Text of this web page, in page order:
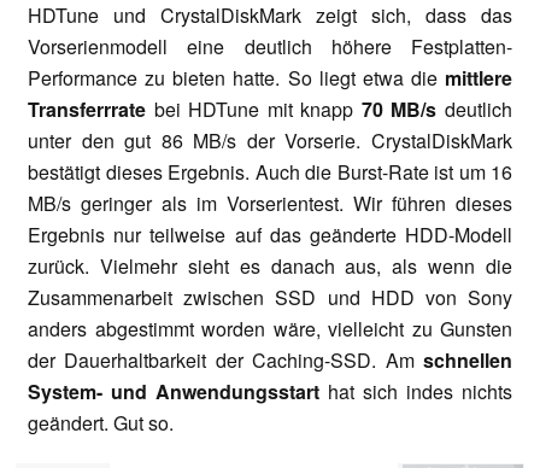
HDTune und CrystalDiskMark zeigt sich, dass das
Vorserienmodell eine deutlich höhere Festplatten-
Performance zu bieten hatte. So liegt etwa diemittlere
Transferrrate bei HDTune mit knapp 70 MB/s deutlich
unter den gut 86 MB/s der Vorserie. CrystalDiskMark
bestätigt dieses Ergebnis. Auch die Burst-Rate ist um 16
MB/s geringer als im Vorserientest. Wir führen dieses
Ergebnis nur teilweise auf das geänderte HDD-Modell
zurück. Vielmehr sieht es danach aus, als wenn die
Zusammenarbeit zwischen SSD und HDD von Sony
anders abgestimmt worden wäre, vielleicht zu Gunsten
der Dauerhaltbarkeit der Caching-SSD. Am schnellen
System- und Anwendungsstart hat sich indes nichts
geändert. Gut so.